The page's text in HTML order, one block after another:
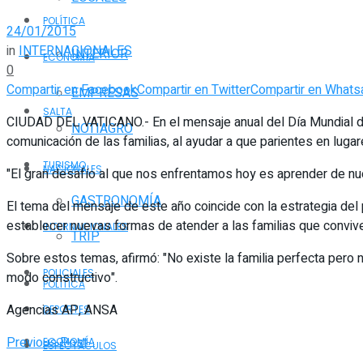
POLÍTICA
ECONOMÍA
EMPRESAS
NOTIAGRO
TURISMO
GASTRONOMÍA
TRIP
POLICIALES
DEPORTES
ESPECTÁCULOS
INTERIOR
SALTA
NACIONALES
INTERNACIONALES
POLÍTICA
ECONOMÍA
24/01/2015
inINTERNACIONALES
0
Compartir en FacebookCompartir en TwitterCompartir en
CIUDAD DEL VATICANO.- En el mensaje anual del Día
comunicación de las familias, al ayudar a que parientes en
"El gran desafío al que nos enfrentamos hoy es aprender de
El tema del mensaje de este año coincide con la estrategia
establecer nuevas formas de atender a las familias que
Sobre estos temas, afirmó: "No existe la familia perfecta pero
modo constructivo".
Agencias AP, ANSA
Previous Post